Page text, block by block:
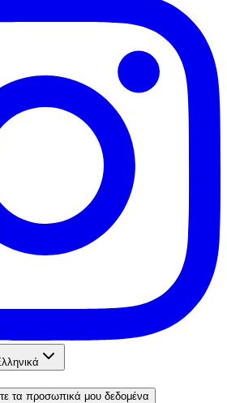
τα προσωπικά μου δεδομένα